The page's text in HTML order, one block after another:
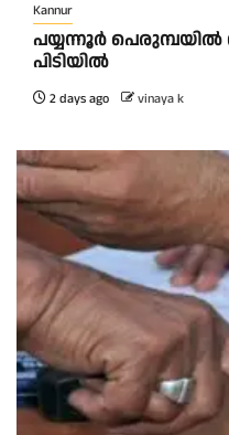
Kannur
പയ്യന്നൂർ പെരുമ്പയിൽ
പിടിയിൽ
2 days ago vinaya k